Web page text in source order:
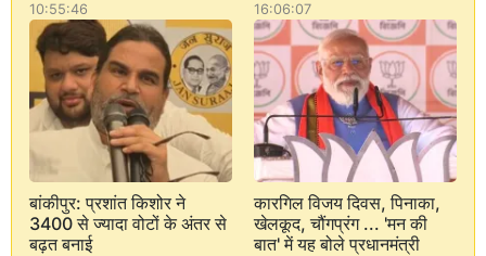
10:55:46
16:06:07
बांकीपुर: प्रशांत किशोर ने
3400 से ज्यादा वोटों के अंतर से
बढ़त बनाई
कारगिल विजय दिवस, पिनाका,
खेलकूद, चौंगप्रंग ... 'मन की
बात' में यह बोले प्रधानमंत्री